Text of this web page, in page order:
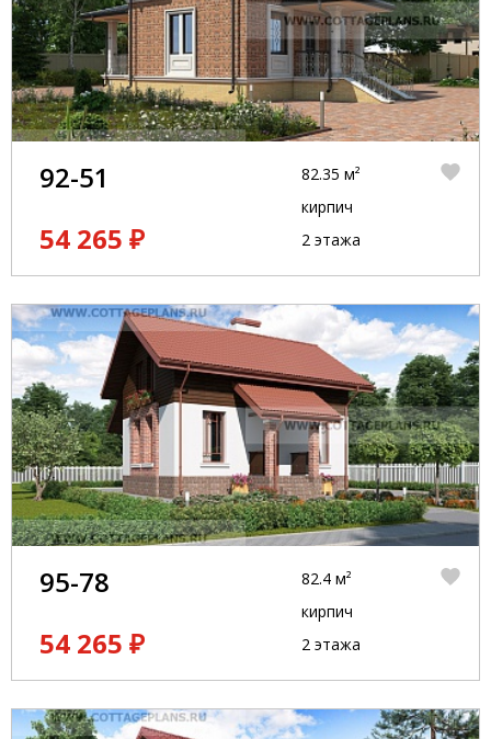
92-51
54 265 ₽
82.35 м²
кирпич
2 этажа
95-78
54 265 ₽
82.4 м²
кирпич
2 этажа